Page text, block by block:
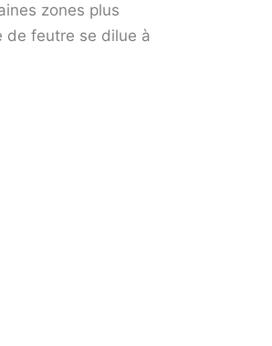
zones plus
de feutre se dilue à